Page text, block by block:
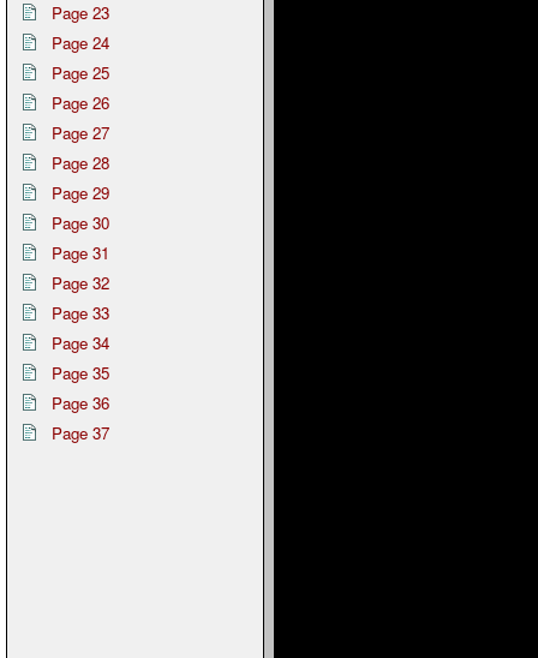
Page 23
Page 24
Page 25
Page 26
Page 27
Page 28
Page 29
Page 30
Page 31
Page 32
Page 33
Page 34
Page 35
Page 36
Page 37